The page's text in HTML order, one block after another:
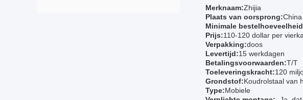
Merknaam:Zhijia
Plaats van oorsprong:China
Minimale
Prijs:110-120 dollar per
Verpakking:doos
Levertijd:15 werkdagen
Betalingsvoorwaarden:T/T
Toeleveringskracht:120
Grondstof:Koudrolstaal van
Type:Mobiele